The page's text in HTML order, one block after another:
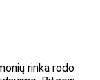
rinka rodo